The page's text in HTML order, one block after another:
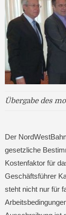
Übergabe des
Der
gesetzliche
Kostenfaktor für
Geschäftsführer
steht nicht nur für